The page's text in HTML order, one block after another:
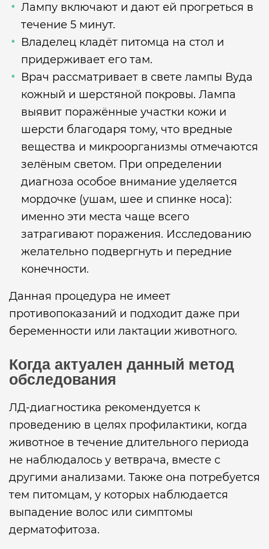
Лампу включают и дают ей прогреться в
течение 5 минут.
Владелец кладёт питомца на стол и
придерживает его там.
Врач рассматривает в свете лампы Вуда
кожный и шерстяной покровы. Лампа
выявит поражённые участки кожи и
шерсти благодаря тому, что вредные
вещества и микроорганизмы отмечаются
зелёным светом. При определении
диагноза особое внимание уделяется
мордочке (ушам, шее и спинке носа):
именно эти места чаще всего
затрагивают поражения. Исследованию
желательно подвергнуть и передние
конечности.
Данная процедура не имеет
противопоказаний и подходит даже при
беременности или лактации животного.
Когда актуален данный метод
обследования
ЛД-диагностика рекомендуется к
проведению в целях профилактики, когда
животное в течение длительного периода
не наблюдалось у ветврача, вместе с
другими анализами. Также она потребуется
тем питомцам, у которых наблюдается
выпадение волос или симптомы
дерматофитоза.